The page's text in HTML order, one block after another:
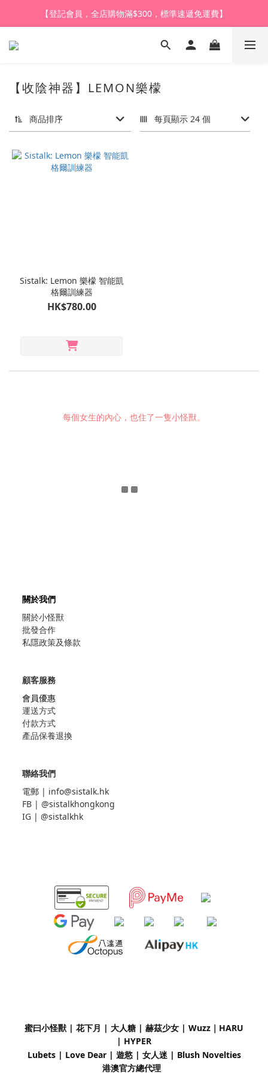
【登記會員，全店購物滿$1,000，即享全單95折】
【登記會員，全店購物滿$300，標準速遞免運費】
【購買任何產品，9折體驗價換購HARU皇牌潤滑液】
【收陰神器】LEMON樂檬
商品排序 每頁顯示 24 個
Sistalk: Lemon 樂檬 智能凱
格爾訓練器
HK$780.00
每個女生的內心，也住了一隻小怪獸。
關於我們
關於小怪獸
批發合作
私隱政策及條款
顧客服務
會員優惠
運送方式
付款方式
產品保養退換
聯絡我們
電郵 | info@sistalk.hk
FB | @sistalkhongkong
IG | @sistalkhk
蜜曰小怪獸 | 花下月 | 大人糖 | 赫茲少女 | Wuzz｜ HARU
| HYPER
Lubets | Love Dear | 遊慾 | 女人迷 | Blush Novelties
港澳官方總代理